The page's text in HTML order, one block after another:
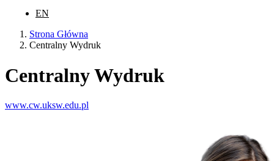
EN
Strona Główna
Centralny Wydruk
Centralny Wydruk
www.cw.uksw.edu.pl